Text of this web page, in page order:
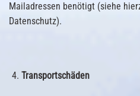
Mailadressen benötigt (siehe
Datenschutz).
Transportschäden